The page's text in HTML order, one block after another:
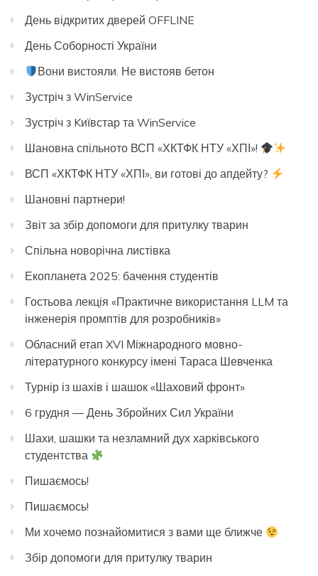
День відкритих дверей OFFLINE
День Соборності України
Вони вистояли. Не вистояв бетон
Зустріч з WinService
Зустріч з Kиївстар та WinService
Шановна спільното ВСП «ХКТФК НТУ «ХПІ»!
ВСП «ХКТФК НТУ «ХПІ», ви готові до апдейту?
Шановні партнери!
Звіт за збір допомоги для притулку тварин
Спільна новорічна листівка
Екопланета 2025: бачення студентів
Гостьова лекція «Практичне використання LLM та
інженерія промптів для розробників»
Обласний етап XVI Міжнародного мовно-
літературного конкурсу імені Тараса Шевченка
Турнір із шахів і шашок «Шаховий фронт»
6 грудня — День Збройних Сил України
Шахи, шашки та незламний дух харківського
студентства
Пишаємось!
Пишаємось!
Ми хочемо познайомитися з вами ще ближче
Збір допомоги для притулку тварин